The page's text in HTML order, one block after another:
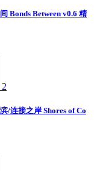
Bonds Between v0.6 精
2
/连接之岸 Shores of Co